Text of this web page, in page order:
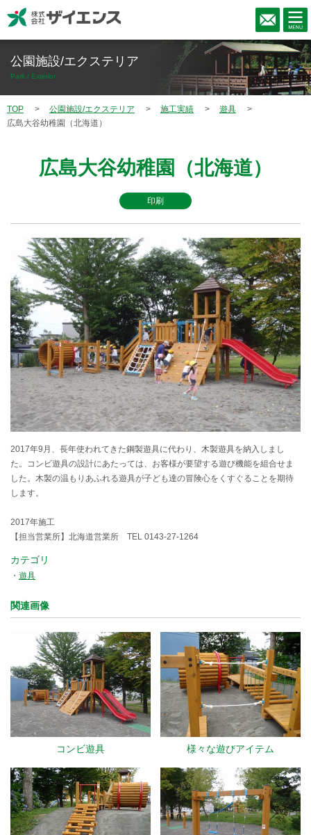
公園施設/エクステリア
Park / Exterior
TOP 公園施設/エクステリア 施工実績
遊具
広島大谷幼稚園（北海道）
広島大谷幼稚園（北海道）
印刷
2017年9月、長年使われてきた鋼製遊具に代わり、木製遊具を納入しまし
た。コンビ遊具の設計にあたっては、お客様が要望する遊び機能を組合せま
した。木製の温もりあふれる遊具が子ども達の冒険心をくすぐることを期待
します。
2017年施工
【担当営業所】北海道営業所 TEL 0143-27-1264
カテゴリ
遊具
関連画像
コンビ遊具 様々な遊びアイテム